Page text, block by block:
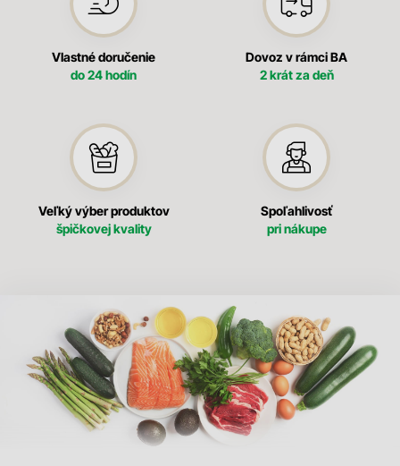
Vlastné doručenie
do 24 hodín
Dovoz v rámci BA
2 krát za deň
Veľký výber produktov
špičkovej kvality
Spoľahlivosť
pri nákupe